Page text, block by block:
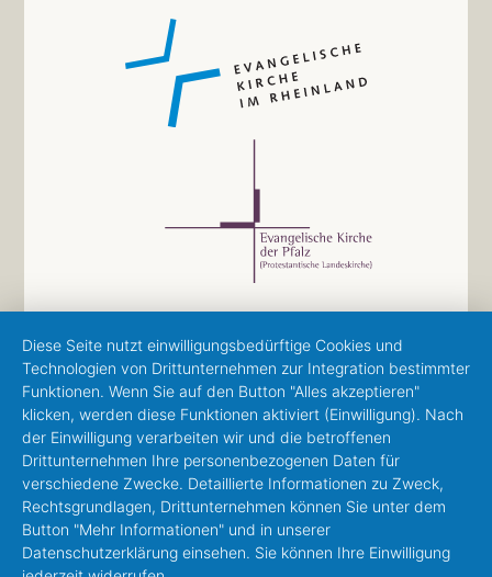
Diese Seite nutzt einwilligungsbedürftige Cookies und
Technologien von Drittunternehmen zur Integration bestimmter
Funktionen. Wenn Sie auf den Button "Alles akzeptieren"
klicken, werden diese Funktionen aktiviert (Einwilligung). Nach
der Einwilligung verarbeiten wir und die betroffenen
Drittunternehmen Ihre personenbezogenen Daten für
verschiedene Zwecke. Detaillierte Informationen zu Zweck,
Rechtsgrundlagen, Drittunternehmen können Sie unter dem
Button "Mehr Informationen" und in unserer
Datenschutzerklärung einsehen. Sie können Ihre Einwilligung